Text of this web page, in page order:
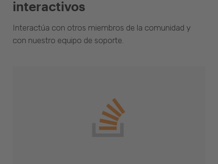
interactivos
Interactúa con otros miembros de la comunidad y
con nuestro equipo de soporte.